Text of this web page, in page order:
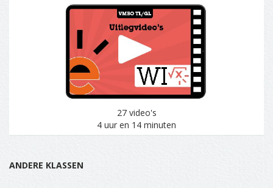
27 video's
4 uur en 14 minuten
ANDERE KLASSEN